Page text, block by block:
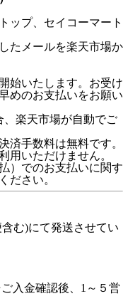
ップ、セイコーマート
たメールを楽天市場か
始いたします。お受け
めのお支払いをお願い
楽天市場が自動でご
済手数料は無料です。
用いただけません。
）でのお支払いに関す
ください。
む)にて発送させてい
入金確認後、1～５営